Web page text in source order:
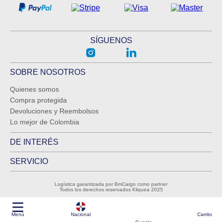
Menú
Nacional
Carrito
SÍGUENOS
SOBRE NOSOTROS
Quienes somos
Compra protegida
Devoluciones y Reembolsos
Lo mejor de Colombia
DE INTERÉS
SERVICIO
Logística garantizada por BmCargo como partner
Todos los derechos reservados Kliquea 2025